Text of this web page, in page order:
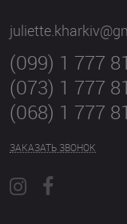
(099) 1 777
(073) 1 777
(068) 1 777
ЗАКАЗАТЬ ЗВОНОК